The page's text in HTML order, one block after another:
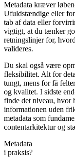
Metadata kræver
Ufuldstændige eller
tab af data eller
vigtigt, at du tænker
retningslinjer for,
valideres.
Du skal også være
fleksibilitet. Alt for
tungt, mens for få
og kvalitet. I sidste
finde det niveau, hvor
informationen uden
metadata som
contentarkitektur og
Metadata
i praksis?